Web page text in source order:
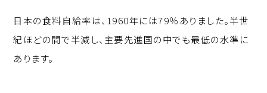
日本の食料自給率は、1960年には79％ありました。半世
紀ほどの間で半減し、主要先進国の中でも最低の水準に
あります。